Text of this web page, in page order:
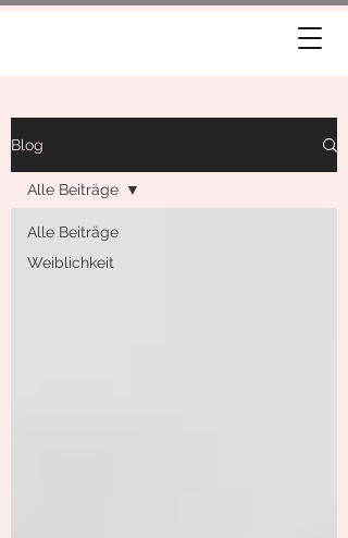
Blog
Alle Beiträge
Weiblichkeit
Alle Beiträge